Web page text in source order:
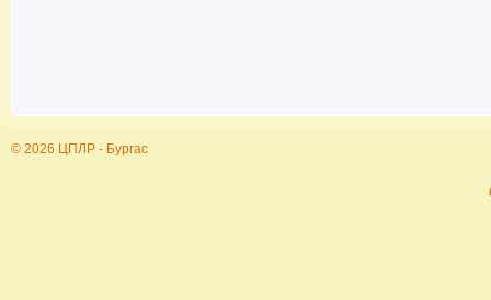
© 2026 ЦПЛР - Бургас